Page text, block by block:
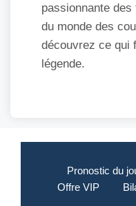
passionnante
du monde des
découvrez ce qui
légende.
Pronostic du
Offre VIP